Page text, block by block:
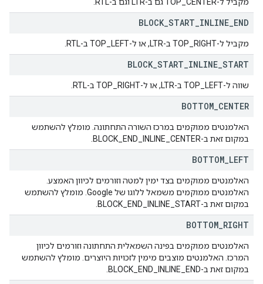
מקביל ל-TOP_CENTER גם ב-LTR וגם ב-RTL.
BLOCK START INLINE END
מקביל ל-TOP_RIGHT ב-LTR, או ל-TOP_LEFT ב-RTL.
BLOCK START INLINE START
שווה ל-TOP_LEFT ב-LTR, או ל-TOP_RIGHT ב-RTL.
BOTTOM CENTER
האלמנטים ממוקמים במרכז השורה התחתונה. מומלץ להשתמש
במקום זאת ב-BLOCK_END_INLINE_CENTER.
BOTTOM LEFT
האלמנטים ממוקמים בצד ימין למטה וזורמים לכיוון האמצע.
האלמנטים ממוקמים משמאל ללוגו של Google. מומלץ להשתמש
במקום זאת ב-BLOCK_END_INLINE_START.
BOTTOM RIGHT
האלמנטים ממוקמים בפינה השמאלית התחתונה וזורמים לכיוון
המרכז. האלמנטים מוצבים מימין לזכויות היוצרים. מומלץ להשתמש
במקום זאת ב-BLOCK_END_INLINE_END.